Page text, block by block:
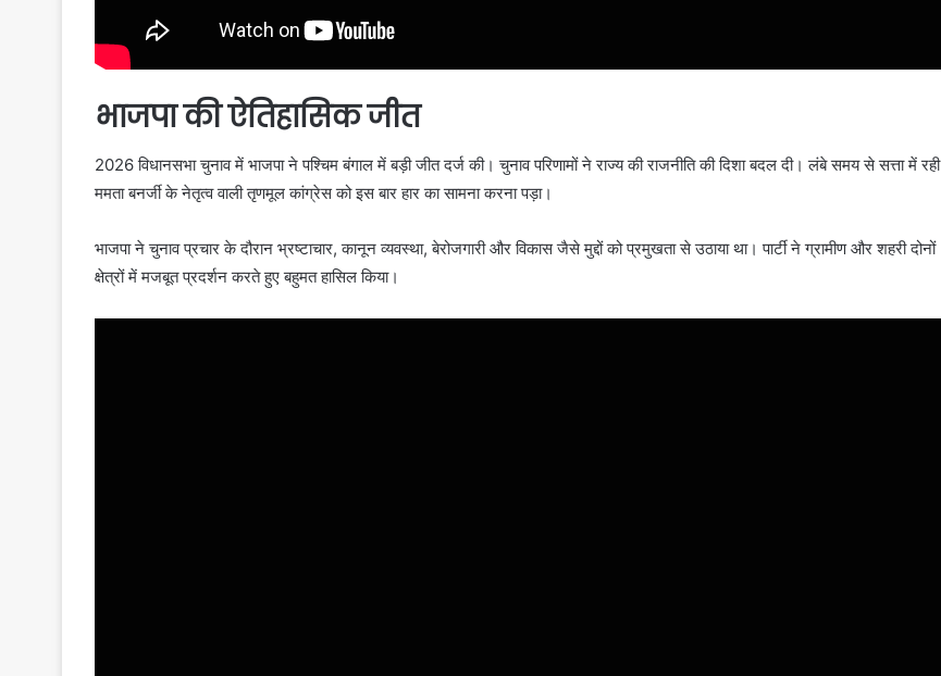
भाजपा की ऐतिहासिक जीत
2026 विधानसभा चुनाव में भाजपा ने पश्चिम बंगाल में बड़ी जीत दर्ज की। चुनाव परिणामों ने राज्य की राजनीति की दिशा बदल दी। लंबे समय से सत्ता में रही
ममता बनर्जी के नेतृत्व वाली तृणमूल कांग्रेस को इस बार हार का सामना करना पड़ा।
भाजपा ने चुनाव प्रचार के दौरान भ्रष्टाचार, कानून व्यवस्था, बेरोजगारी और विकास जैसे मुद्दों को प्रमुखता से उठाया था। पार्टी ने ग्रामीण और शहरी दोनों
क्षेत्रों में मजबूत प्रदर्शन करते हुए बहुमत हासिल किया।